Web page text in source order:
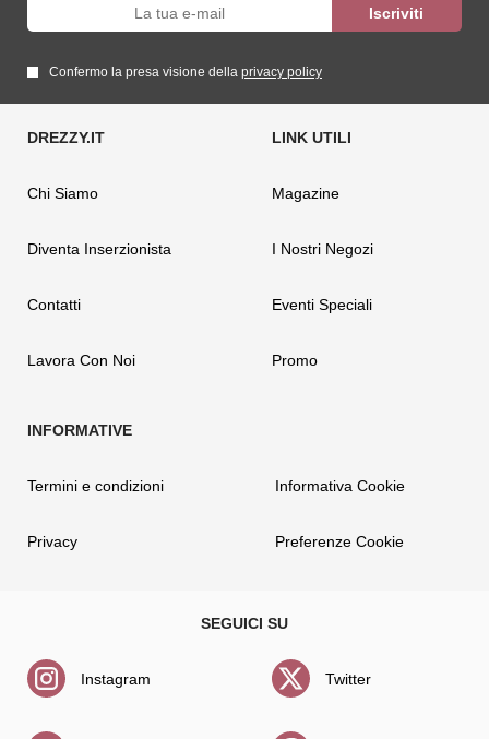
Confermo la presa visione della privacy policy
Chi Siamo
Diventa Inserzionista
Contatti
Lavora Con Noi
Magazine
I Nostri Negozi
Eventi Speciali
Promo
Termini e condizioni
Privacy
Informativa Cookie
Preferenze Cookie
Instagram Twitter